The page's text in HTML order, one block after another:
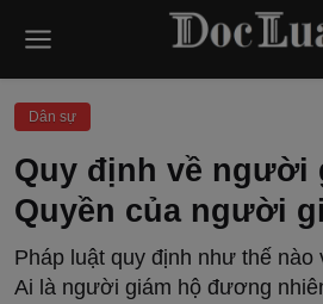
Dân sự
Quy định về người
Quyền của người
Pháp luật quy định như thế
Ai là người giám hộ đương